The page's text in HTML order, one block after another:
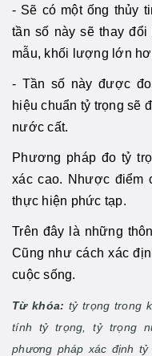
- Sẽ có một ống thủy
tần số này sẽ thay
mẫu, khối lượng lớn
- Tần số này được
hiệu chuẩn tỷ trọng sẽ
nước cất.
Phương pháp đo tỷ
xác cao. Nhược điểm
thực hiện phức tạp.
Trên đây là những
Cũng như cách xác
cuộc sống.
Từ khóa: tỷ trọng trong
tính tỷ trọng, tỷ trọng
phương pháp xác định